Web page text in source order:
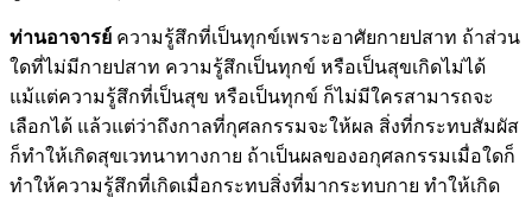
ท่านอาจารย์ ความรู้สึกที่เป็นทุกข์เพราะอาศัยกายปสาท ถ้าส่วน
ใดที่ไม่มีกายปสาท ความรู้สึกเป็นทุกข์ หรือเป็นสุขเกิดไม่ได้
แม้แต่ความรู้สึกที่เป็นสุข หรือเป็นทุกข์ ก็ไม่มีใครสามารถจะ
เลือกได้ แล้วแต่ว่าถึงกาลที่กุศลกรรมจะให้ผล สิ่งที่กระทบสัมผัส
ก็ทำให้เกิดสุขเวทนาทางกาย ถ้าเป็นผลของอกุศลกรรมเมื่อใดก็
ทำให้ความรู้สึกที่เกิดเมื่อกระทบสิ่งที่มากระทบกาย ทำให้เกิด